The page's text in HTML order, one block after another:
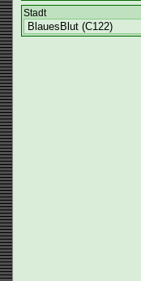
Stadt